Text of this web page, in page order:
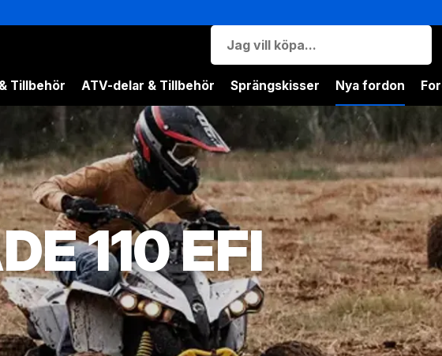
Tillbehör ATV-delar & Tillbehör Sprängskisser Nya fordon
110 EFI